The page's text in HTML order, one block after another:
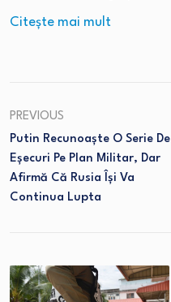
Citeşte mai mult
PREVIOUS
Putin Recunoaște O Serie De
Eșecuri Pe Plan Militar, Dar
Afirmă Că Rusia Își Va
Continua Lupta